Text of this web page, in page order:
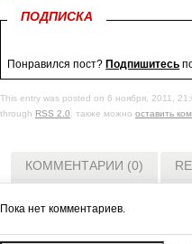
ПОДПИСКА
Понравился пост? Подпишитесь
This entry was posted on 6 ноября, 2011,
through RSS 2.0. также можно оставить
КОММЕНТАРИИ (0)
Пока нет комментариев.